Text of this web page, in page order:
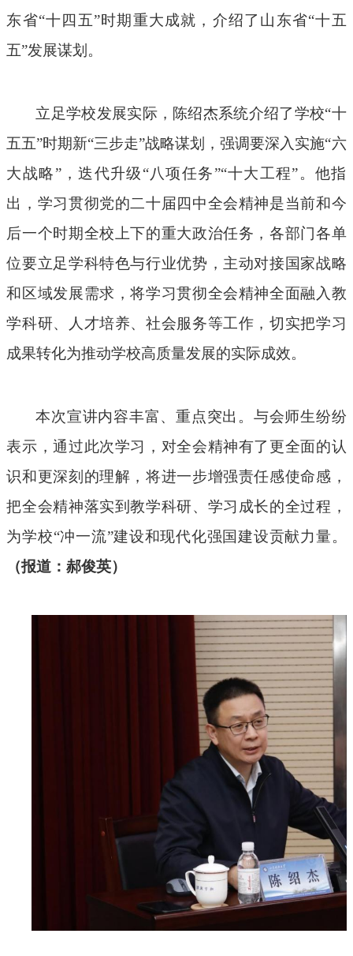
东省“十四五”时期重大成就，介绍了山东省“十五
五”发展谋划。
立足学校发展实际，陈绍杰系统介绍了学校“十
五五”时期新“三步走”战略谋划，强调要深入实施“六
大战略”，迭代升级“八项任务”“十大工程”。他指
出，学习贯彻党的二十届四中全会精神是当前和今
后一个时期全校上下的重大政治任务，各部门各单
位要立足学科特色与行业优势，主动对接国家战略
和区域发展需求，将学习贯彻全会精神全面融入教
学科研、人才培养、社会服务等工作，切实把学习
成果转化为推动学校高质量发展的实际成效。
本次宣讲内容丰富、重点突出。与会师生纷纷
表示，通过此次学习，对全会精神有了更全面的认
识和更深刻的理解，将进一步增强责任感使命感，
把全会精神落实到教学科研、学习成长的全过程，
为学校“冲一流”建设和现代化强国建设贡献力量。
（报道：郝俊英）